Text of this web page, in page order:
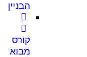
הבניין
קורס
מבוא